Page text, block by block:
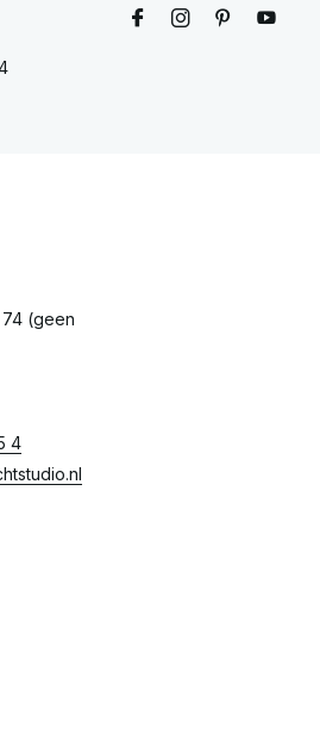
(geen
4